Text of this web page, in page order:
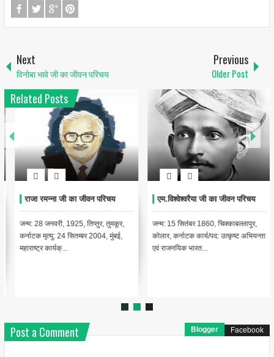
Next
विनोबा भावे जी का जीवन परिचय
Previous
Older Post
Related Posts
राजा रमन्ना जी का जीवन परिचय
जन्म: 28 जनवरी, 1925, तिप्तुर, तुमकूर,
कर्नाटक मृत्यु: 24 सितम्बर 2004, मुंबई,
महाराष्ट्र कार्यक्...
एम.विश्वेश्वरैया जी का जीवन परिचय
जन्म: 15 सितंबर 1860, चिक्काबल्लापुर,
कोलार, कर्नाटक कार्य/पद: उत्कृष्ट अभियन्ता
एवं राजनयिक भारत...
Post a Comment Blogger Facebook